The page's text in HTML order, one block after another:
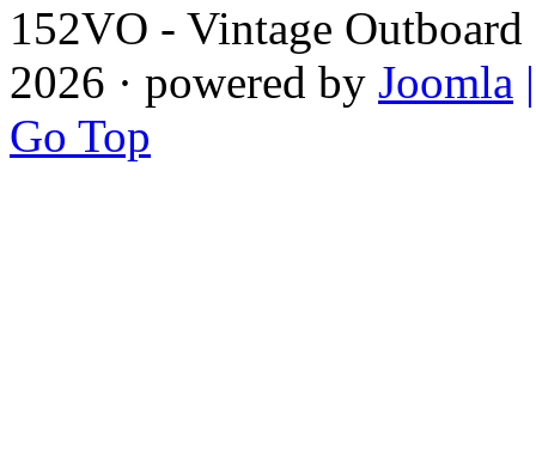
152VO - Vintage
2026 · powered by Joomla
Go Top